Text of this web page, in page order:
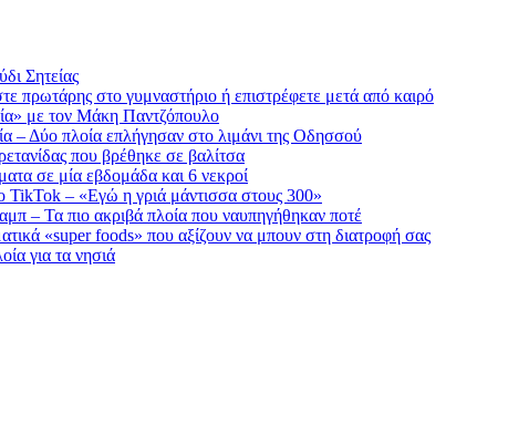
Σητείας
πρωτάρης στο γυμναστήριο ή επιστρέφετε μετά από καιρό
με τον Μάκη Παντζόπουλο
– Δύο πλοία επλήγησαν στο λιμάνι της Οδησσού
που βρέθηκε σε βαλίτσα
σε μία εβδομάδα και 6 νεκροί
TikTok – «Εγώ η γριά μάντισσα στους 300»
– Τα πιο ακριβά πλοία που ναυπηγήθηκαν ποτέ
«super foods» που αξίζουν να μπουν στη διατροφή σας
για τα νησιά